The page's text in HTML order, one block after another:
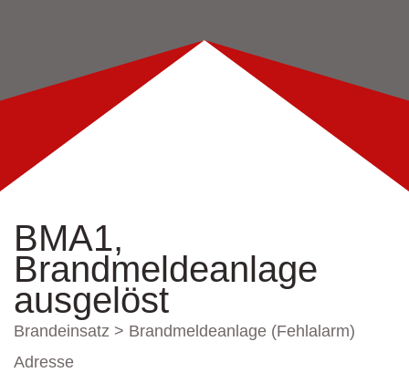
BMA1,
Brandmeldeanlage
ausgelöst
Brandeinsatz > Brandmeldeanlage (Fehlalarm)
Adresse